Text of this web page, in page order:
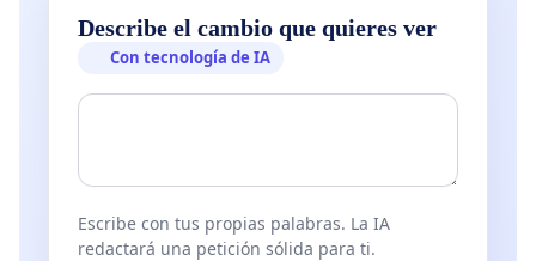
Describe el cambio que quieres ver
Con tecnología de IA
Escribe con tus propias palabras. La IA
redactará una petición sólida para ti.